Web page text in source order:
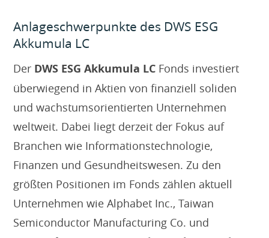
Anlageschwerpunkte des DWS ESG
Akkumula LC
Der DWS ESG Akkumula LCFonds investiert
überwiegend in Aktien von finanziell soliden
und wachstumsorientierten Unternehmen
weltweit. Dabei liegt derzeit der Fokus auf
Branchen wie Informationstechnologie,
Finanzen und Gesundheitswesen. Zu den
größten Positionen im Fonds zählen aktuell
Unternehmen wie Alphabet Inc., Taiwan
Semiconductor Manufacturing Co. und